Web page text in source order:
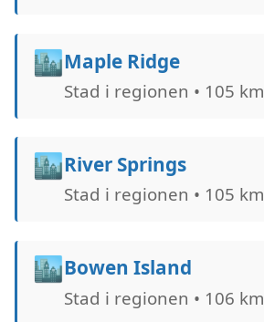
🏙️Maple Ridge
Stad i regionen • 105 km
🏙️River Springs
Stad i regionen • 105 km
🏙️Bowen Island
Stad i regionen • 106 km